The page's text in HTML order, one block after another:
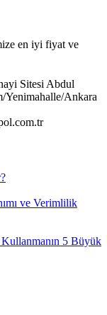
en iyi fiyat ve
Sitesi Abdul
Yenimahalle/Ankara
ve Verimlilik
5 Büyük